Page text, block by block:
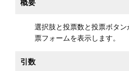
概要
選択肢と投票数と投票ボタ
票フォームを表示します。
引数